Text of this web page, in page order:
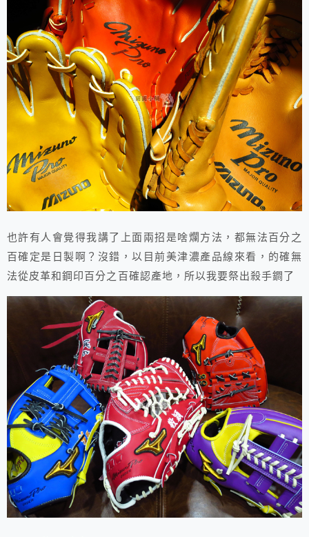
也許有人會覺得我講了上面兩招是啥爛方法，都無法百分之
百確定是日製啊？沒錯，以目前美津濃產品線來看，的確無
法從皮革和鋼印百分之百確認產地，所以我要祭出殺手鐧了